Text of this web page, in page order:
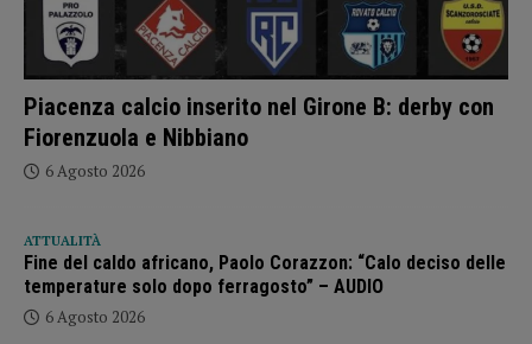
Piacenza calcio inserito nel Girone B: derby con
Fiorenzuola e Nibbiano
6 Agosto 2026
ATTUALITÀ
Fine del caldo africano, Paolo Corazzon: “Calo deciso delle
temperature solo dopo ferragosto” – AUDIO
6 Agosto 2026